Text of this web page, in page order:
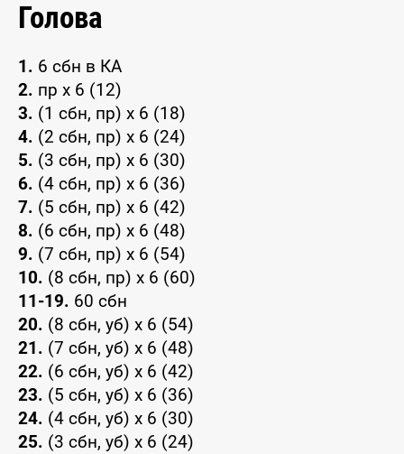
Голова
1. 6 сбн в КА
2. пр x 6 (12)
3. (1 сбн, пр) x 6 (18)
4. (2 сбн, пр) x 6 (24)
5. (3 сбн, пр) x 6 (30)
6. (4 сбн, пр) x 6 (36)
7. (5 сбн, пр) x 6 (42)
8. (6 сбн, пр) x 6 (48)
9. (7 сбн, пр) x 6 (54)
10. (8 сбн, пр) x 6 (60)
11-19. 60 сбн
20. (8 сбн, уб) x 6 (54)
21. (7 сбн, уб) x 6 (48)
22. (6 сбн, уб) x 6 (42)
23. (5 сбн, уб) x 6 (36)
24. (4 сбн, уб) x 6 (30)
25. (3 сбн, уб) x 6 (24)